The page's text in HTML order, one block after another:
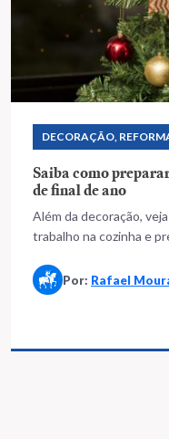
DECORAÇÃO,
Saiba como
de final de ano
Além da decoração,
trabalho na cozinha e
Por: Rafael